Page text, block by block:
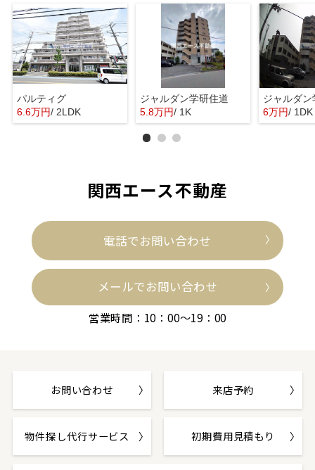
パルティグ
6.6万円/ 2LDK
ジャルダン学研住道
5.8万円/ 1K
ジャルダン
6万円/ 1DK
関西エース不動産
電話でお問い合わせ
メールでお問い合わせ
営業時間：10：00～19：00
お問い合わせ 来店予約
物件探し代行サービス 初期費用見積もり